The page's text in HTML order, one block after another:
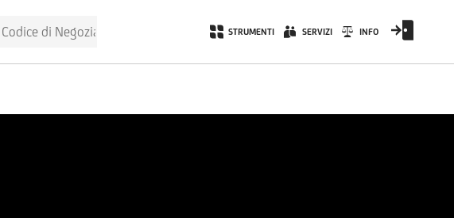
STRUMENTI SERVIZI INFO